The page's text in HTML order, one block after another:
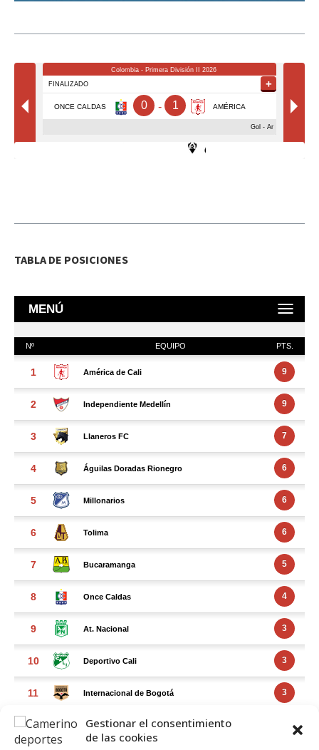
Gestionar el consentimiento
de las cookies
TABLA DE POSICIONES